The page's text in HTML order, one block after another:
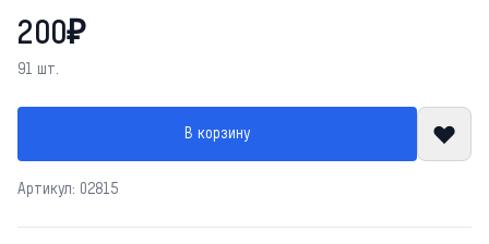
200₽
91 шт.
В корзину
Артикул: 02815